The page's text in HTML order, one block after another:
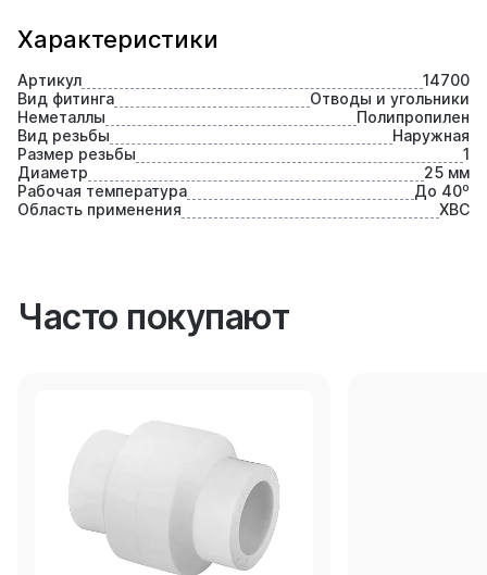
Характеристики
Артикул
14700
Вид фитинга
Отводы и угольники
Неметаллы
Полипропилен
Вид резьбы
Наружная
Размер резьбы
1
Диаметр
25 мм
Рабочая температура
До 40⁰
Область применения
ХВС
Часто покупают